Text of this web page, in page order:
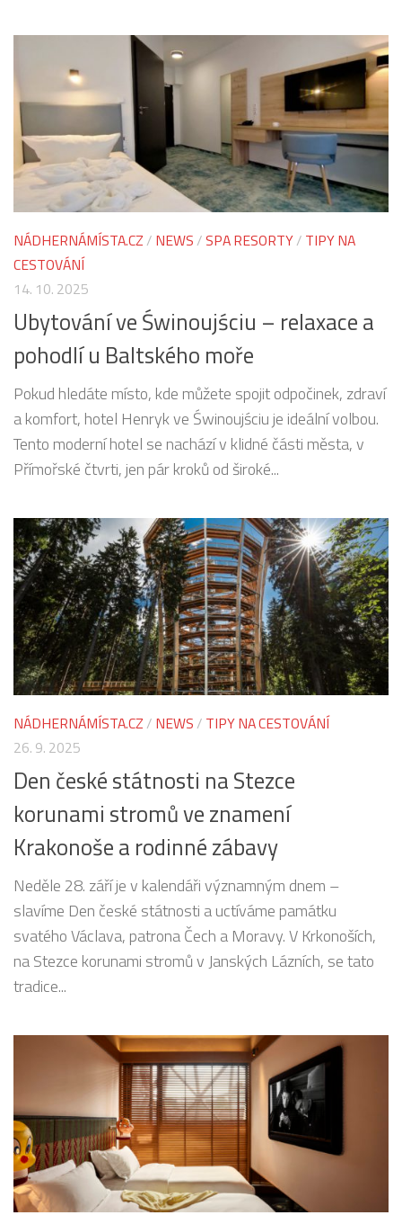
NÁDHERNÁMÍSTA.CZ / NEWS /SPA RESORTY/ TIPY NA
CESTOVÁNÍ
14. 10. 2025
Ubytování ve Świnoujściu – relaxace a
pohodlí u Baltského moře
Pokud hledáte místo, kde můžete spojit odpočinek, zdraví
a komfort, hotel Henryk ve Świnoujściu je ideální volbou.
Tento moderní hotel se nachází v klidné části města, v
Přímořské čtvrti, jen pár kroků od široké...
NÁDHERNÁMÍSTA.CZ / NEWS / TIPY NA CESTOVÁNÍ
26. 9. 2025
Den české státnosti na Stezce
korunami stromů ve znamení
Krakonoše a rodinné zábavy
Neděle 28. září je v kalendáři významným dnem –
slavíme Den české státnosti a uctíváme památku
svatého Václava, patrona Čech a Moravy. V Krkonoších,
na Stezce korunami stromů v Janských Lázních, se tato
tradice...